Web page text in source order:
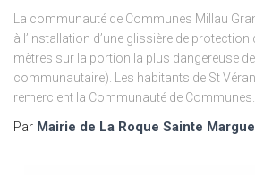
La communauté de Communes Millau
à l’installation d’une glissière de protection
mètres sur la portion la plus dangereuse
communautaire). Les habitants de St
remercient la Communauté de Communes.
Par Mairie de La Roque Sainte